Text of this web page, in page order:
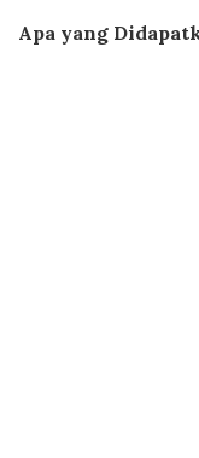
Apa yang